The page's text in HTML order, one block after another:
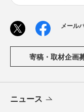
メール
寄稿・取材企画
ニュース